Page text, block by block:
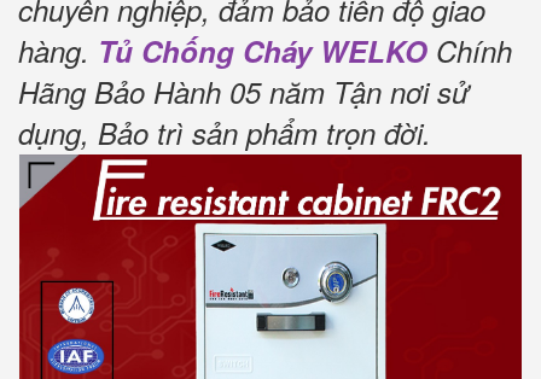
chuyên nghiệp, đảm bảo tiến độ giao
hàng. Tủ Chống Cháy WELKO Chính
Hãng Bảo Hành 05 năm Tận nơi sử
dụng, Bảo trì sản phẩm trọn đời.